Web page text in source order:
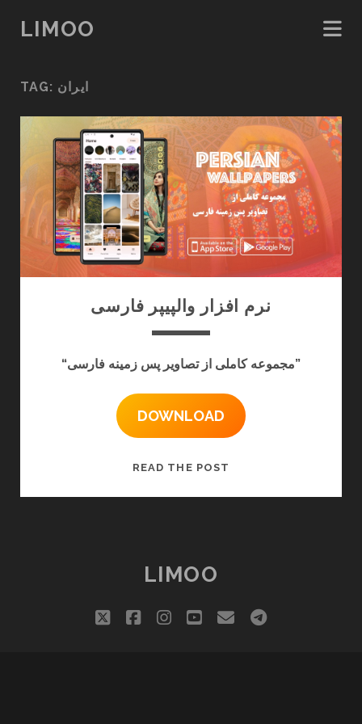
LIMOO
TAG: ایران
نرم افزار والپیپر فارسی
“مجموعه کاملی از تصاویر پس زمینه فارسی”
DOWNLOAD
READ THE POST
LIMOO
twitterfacebookinstagram
youtube
emailtelegram